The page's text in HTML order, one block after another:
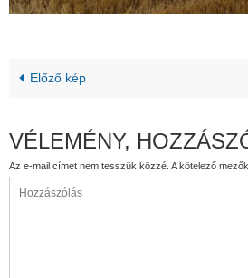
Előző kép
VÉLEMÉNY,
Az e-mail címet nem tesszük közzé. A kötelező